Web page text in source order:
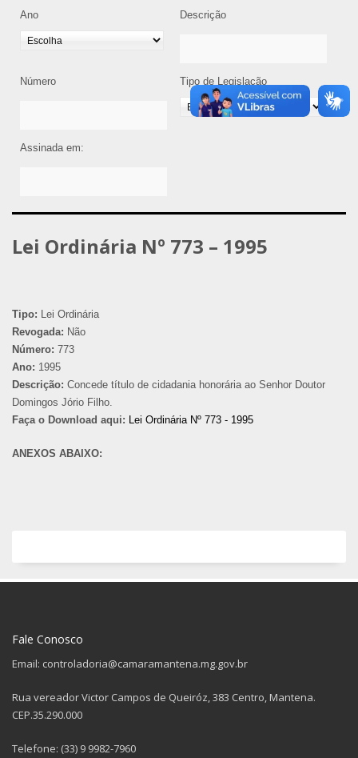
Ano Descrição
Número Tipo de Legislação
Assinada em:
Lei Ordinária Nº 773 – 1995
Tipo: Lei Ordinária
Revogada: Não
Número: 773
Ano: 1995
Descrição: Concede título de cidadania honorária ao Senhor Doutor
Domingos Jório Filho.
Faça o Download aqui: Lei Ordinária Nº 773 - 1995
ANEXOS ABAIXO:
Fale Conosco
Email: controladoria@camaramantena.mg.gov.br
Rua vereador Victor Campos de Queiróz, 383 Centro, Mantena.
CEP.35.290.000
Telefone: (33) 9 9982-7960